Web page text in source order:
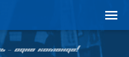
– ОДНА КОМАНДА!